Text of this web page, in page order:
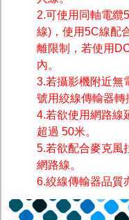
2.可使用同軸電纜
線)，使用5C線配
離限制，若使用
內。
3.若攝影機附近無
號用絞線傳輸器轉
4.若欲使用網路線
超過 50米。
5.若欲配合麥克風
網路線。
6.絞線傳輸器品質